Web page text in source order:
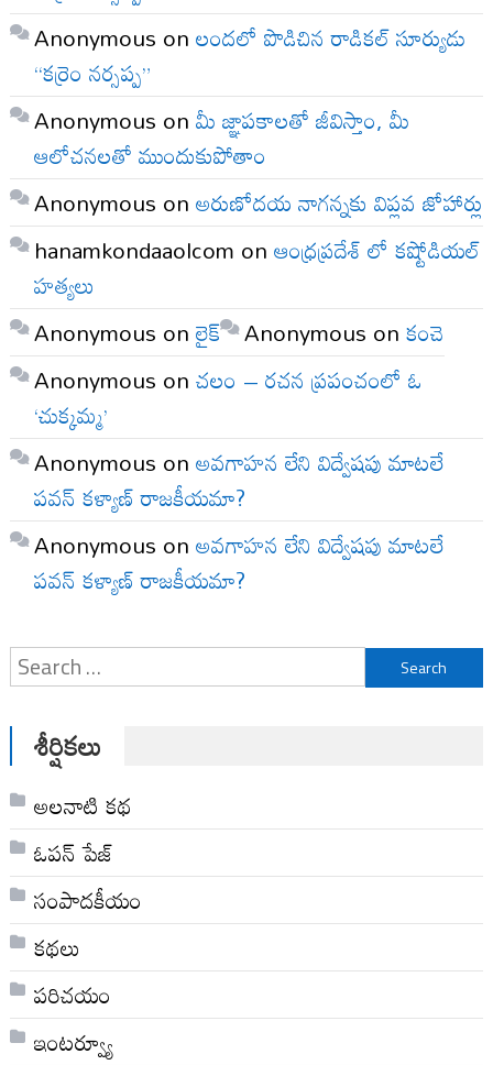
Anonymous onలందలో పొడిచిన రాడికల్ సూర్యుడు
“కర్రెం నర్సప్ప”
Anonymous onమీ జ్ఞాపకాలతో జీవిస్తాం, మీ
ఆలోచనలతో ముందుకుపోతాం
Anonymous onఅరుణోదయ నాగన్నకు విప్లవ జోహార్లు
hanamkondaaolcom onఆంధ్రప్రదేశ్ లో కష్టోడియల్
హత్యలు
Anonymous onలైక్ Anonymous onకంచె
Anonymous onచలం – రచన ప్రపంచంలో ఓ
‘చుక్కమ్మ’
Anonymous onఅవగాహన లేని విద్వేషపు మాటలే
పవన్ కళ్యాణ్ రాజకీయమా?
Anonymous onఅవగాహన లేని విద్వేషపు మాటలే
పవన్ కళ్యాణ్ రాజకీయమా?
Search
for:
శీర్షికలు
అల‌నాటి క‌థ‌
ఓపన్ పేజ్
సంపాదకీయం
కథలు
పరిచయం
ఇంటర్వ్యూ